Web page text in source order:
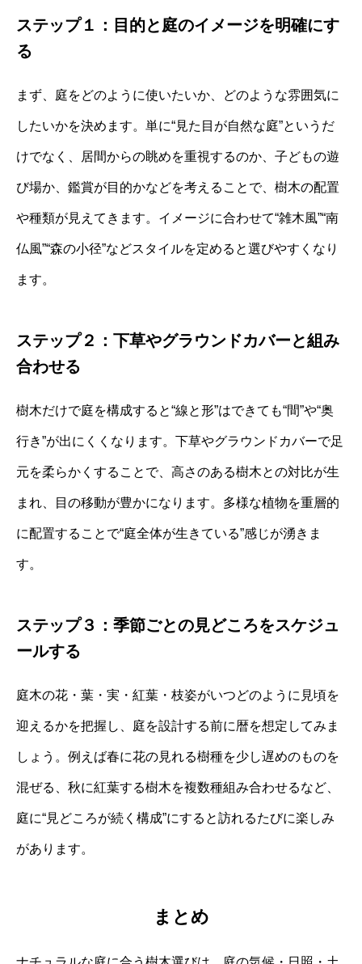
ステップ１：目的と庭のイメージを明確にす
る
まず、庭をどのように使いたいか、どのような雰囲気に
したいかを決めます。単に“見た目が自然な庭”というだ
けでなく、居間からの眺めを重視するのか、子どもの遊
び場か、鑑賞が目的かなどを考えることで、樹木の配置
や種類が見えてきます。イメージに合わせて“雑木風”“南
仏風”“森の小径”などスタイルを定めると選びやすくなり
ます。
ステップ２：下草やグラウンドカバーと組み
合わせる
樹木だけで庭を構成すると“線と形”はできても“間”や“奥
行き”が出にくくなります。下草やグラウンドカバーで足
元を柔らかくすることで、高さのある樹木との対比が生
まれ、目の移動が豊かになります。多様な植物を重層的
に配置することで“庭全体が生きている”感じが湧きま
す。
ステップ３：季節ごとの見どころをスケジュ
ールする
庭木の花・葉・実・紅葉・枝姿がいつどのように見頃を
迎えるかを把握し、庭を設計する前に暦を想定してみま
しょう。例えば春に花の見れる樹種を少し遅めのものを
混ぜる、秋に紅葉する樹木を複数種組み合わせるなど、
庭に“見どころが続く構成”にすると訪れるたびに楽しみ
があります。
まとめ